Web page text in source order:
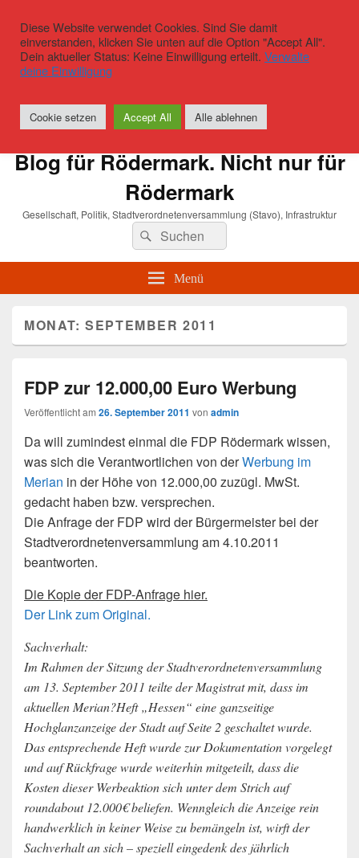
Blog für Rödermark. Nicht nur für
Rödermark
Gesellschaft, Politik, Stadtverordnetenversammlung (Stavo), Infrastruktur
Suchen
nach:
Suchen
Menü
MONAT:SEPTEMBER 2011
FDP zur 12.000,00 Euro Werbung
Veröffentlicht am 26. September 2011 von admin
Da will zumindest einmal die FDP Rödermark wissen,
was sich die Verantwortlichen von derWerbung im
Merian in der Höhe von 12.000,00 zuzügl. MwSt.
gedacht haben bzw. versprechen.
Die Anfrage der FDP wird der Bürgermeister bei der
Stadtverordnetenversammlung am 4.10.2011
beantworten.
Die Kopie der FDP-Anfrage hier.
Der Link zum Original.
Sachverhalt:
Im Rahmen der Sitzung der Stadtverordnetenversammlung
am 13. September 2011 teilte der Magistrat mit, dass im
aktuellen Merian?Heft „Hessen“ eine ganzseitige
Hochglanzanzeige der Stadt auf Seite 2 geschaltet wurde.
Das entsprechende Heft wurde zur Dokumentation vorgelegt
und auf Rückfrage wurde weiterhin mitgeteilt, dass die
Kosten dieser Werbeaktion sich unter dem Strich auf
roundabout 12.000€ beliefen. Wenngleich die Anzeige rein
handwerklich in keiner Weise zu bemängeln ist, wirft der
Sachverhalt an sich – speziell eingedenk des jährlich
Diese Website verwendet Cookies. Sind Sie damit
einverstanden, klicken Sie unten auf die Option "Accept All".
Dein aktueller Status: Keine Einwilligung erteilt. Verwalte
deine Einwilligung
Cookie setzen Accept All Alle ablehnen